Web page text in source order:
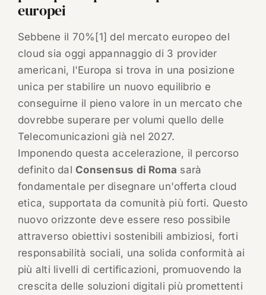
europei
Sebbene il 70%[1] del mercato europeo del
cloud sia oggi appannaggio di 3 provider
americani, l'Europa si trova in una posizione
unica per stabilire un nuovo equilibrio e
conseguirne il pieno valore in un mercato che
dovrebbe superare per volumi quello delle
Telecomunicazioni già nel 2027.
Imponendo questa accelerazione, il percorso
definito dalConsensus di Roma sarà
fondamentale per disegnare un'offerta cloud
etica, supportata da comunità più forti. Questo
nuovo orizzonte deve essere reso possibile
attraverso obiettivi sostenibili ambiziosi, forti
responsabilità sociali, una solida conformità ai
più alti livelli di certificazioni, promuovendo la
crescita delle soluzioni digitali più promettenti